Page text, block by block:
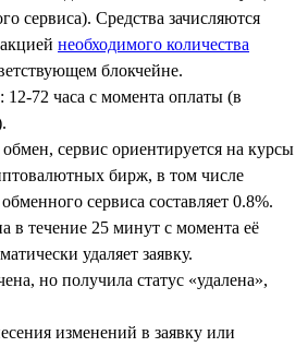
сервиса). Средства зачисляются
необходимого количества
блокчейне.
72 часа с момента оплаты (в
сервис ориентируется на курсы
бирж, в том числе
сервиса составляет 0.8%.
в течение 25 минут с момента её
удаляет заявку.
но получила статус «удалена»,
изменений в заявку или